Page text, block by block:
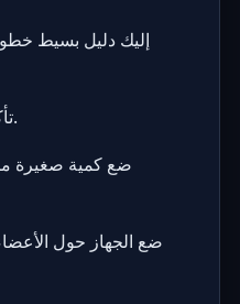
إليك دليل بسيط
تأكد من أن الجهاز نظّف.
ضع كمية صغيرة
ضع الجهاز حول